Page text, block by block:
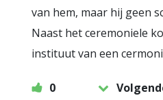
van hem, maar hij geen
Naast het ceremoniele
instituut van een
0